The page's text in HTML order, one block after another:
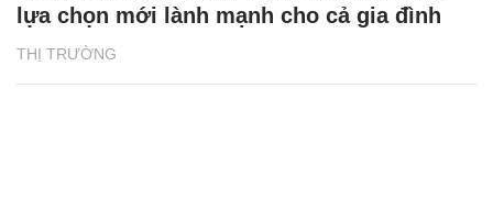
THỊ TRƯỜNG
lựa chọn mới lành mạnh cho cả gia đình